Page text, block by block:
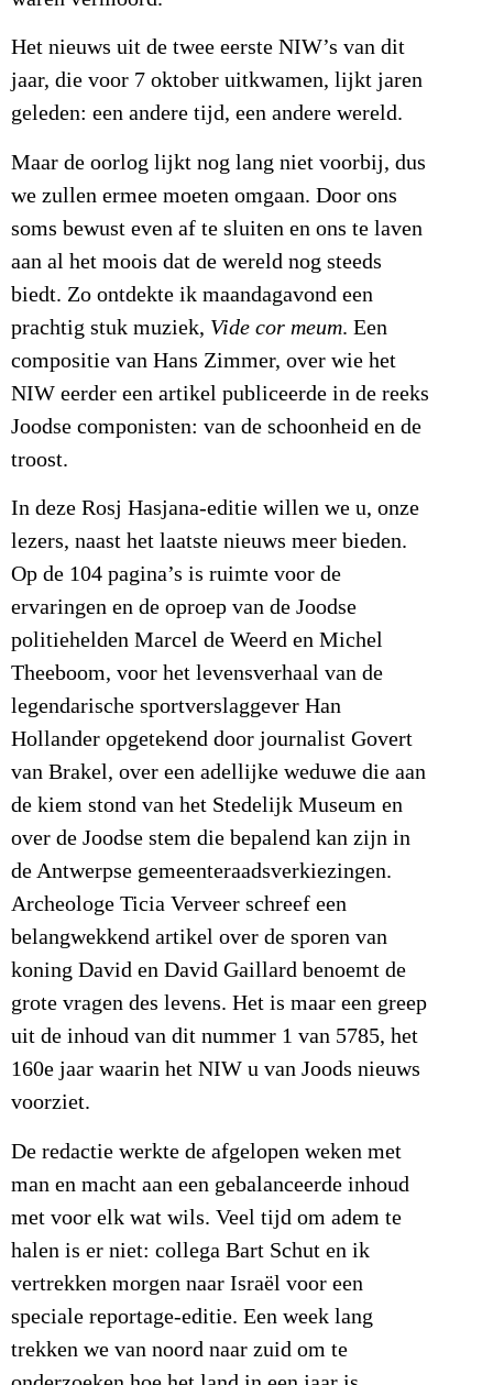
Het nieuws uit de twee eerste NIW’s van dit
jaar, die voor 7 oktober uitkwamen, lijkt jaren
geleden: een andere tijd, een andere wereld.
Maar de oorlog lijkt nog lang niet voorbij, dus
we zullen ermee moeten omgaan. Door ons
soms bewust even af te sluiten en ons te laven
aan al het moois dat de wereld nog steeds
biedt. Zo ontdekte ik maandagavond een
prachtig stuk muziek, Vide cor meum. Een
compositie van Hans Zimmer, over wie het
NIW eerder een artikel publiceerde in de reeks
Joodse componisten: van de schoonheid en de
troost.
In deze Rosj Hasjana-editie willen we u, onze
lezers, naast het laatste nieuws meer bieden.
Op de 104 pagina’s is ruimte voor de
ervaringen en de oproep van de Joodse
politiehelden Marcel de Weerd en Michel
Theeboom, voor het levensverhaal van de
legendarische sportverslaggever Han
Hollander opgetekend door journalist Govert
van Brakel, over een adellijke weduwe die aan
de kiem stond van het Stedelijk Museum en
over de Joodse stem die bepalend kan zijn in
de Antwerpse gemeenteraadsverkiezingen.
Archeologe Ticia Verveer schreef een
belangwekkend artikel over de sporen van
koning David en David Gaillard benoemt de
grote vragen des levens. Het is maar een greep
uit de inhoud van dit nummer 1 van 5785, het
160e jaar waarin het NIW u van Joods nieuws
voorziet.
De redactie werkte de afgelopen weken met
man en macht aan een gebalanceerde inhoud
met voor elk wat wils. Veel tijd om adem te
halen is er niet: collega Bart Schut en ik
vertrekken morgen naar Israël voor een
speciale reportage-editie. Een week lang
trekken we van noord naar zuid om te